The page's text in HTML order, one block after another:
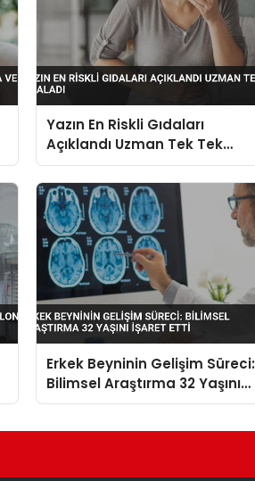
Yazın En Riskli Gıdaları
Açıklandı Uzman Tek Tek
Sıraladı
Erkek Beyninin Gelişim Süreci:
Bilimsel Araştırma 32 Yaşını
İşaret Etti